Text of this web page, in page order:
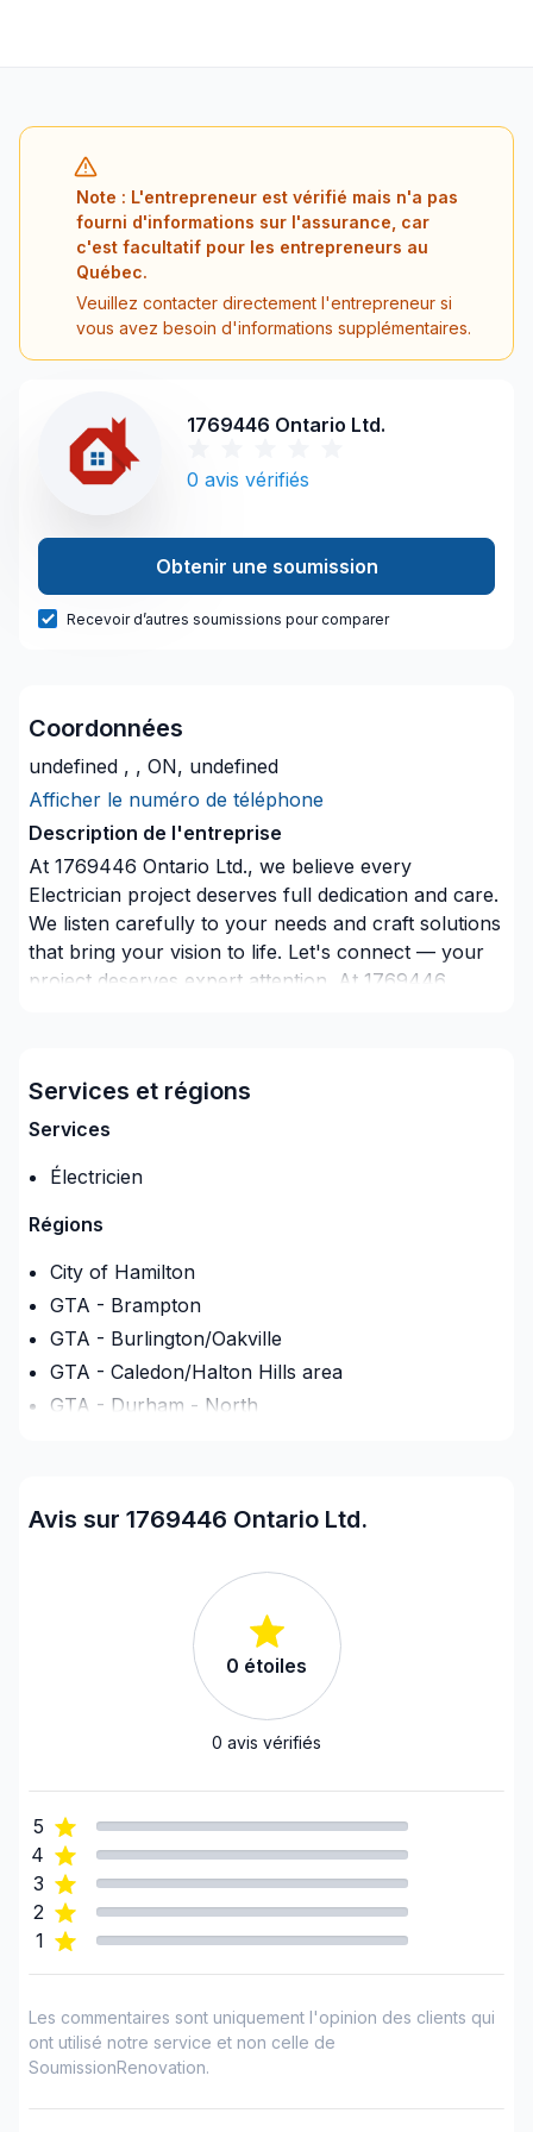
Note : L'entrepreneur est vérifié mais n'a pas
fourni d'informations sur l'assurance, car
c'est facultatif pour les entrepreneurs au
Québec.
Veuillez contacter directement l'entrepreneur si
vous avez besoin d'informations supplémentaires.
1769446 Ontario Ltd.
0 avis vérifiés
Obtenir une soumission
Recevoir d’autres soumissions pour comparer
Coordonnées
undefined , , ON, undefined
Afficher le numéro de téléphone
Description de l'entreprise
At 1769446 Ontario Ltd., we believe every
Electrician project deserves full dedication and care.
We listen carefully to your needs and craft solutions
that bring your vision to life. Let's connect — your
project deserves expert attention. At 1769446
Services et régions
Services
Électricien
Régions
City of Hamilton
GTA - Brampton
GTA - Burlington/Oakville
GTA - Caledon/Halton Hills area
GTA - Durham - North
GTA - Newmarket et les environs
Avis sur 1769446 Ontario Ltd.
0 étoiles
0 avis vérifiés
5
4
3
2
1
Les commentaires sont uniquement l'opinion des clients qui
ont utilisé notre service et non celle de
SoumissionRenovation.